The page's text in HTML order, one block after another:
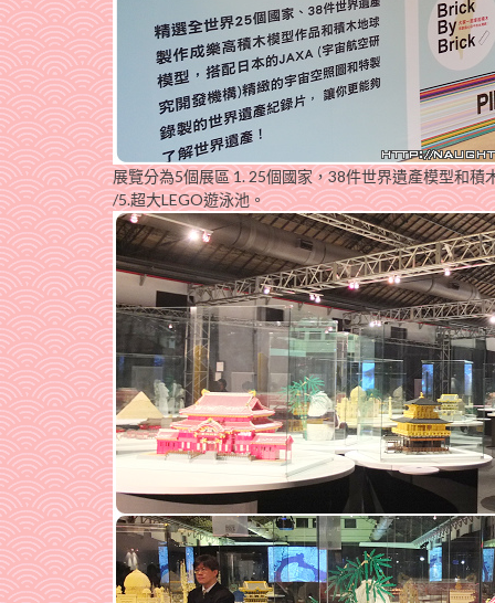
展覽分為5個展區 1. 25個國家，38件世界遺產模型和
/5.超大LEGO遊泳池。